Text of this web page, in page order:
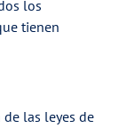
los
tienen
las leyes de